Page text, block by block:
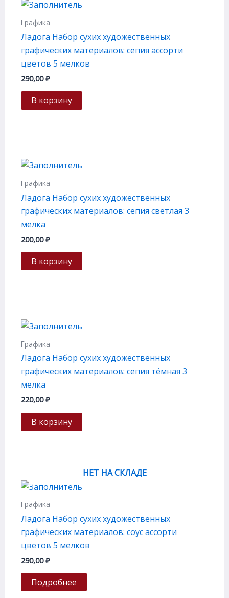
Графика
Ладога Набор сухих художественных
графических материалов: сепия ассорти
цветов 5 мелков
290,00₽
В корзину
Графика
Ладога Набор сухих художественных
графических материалов: сепия светлая 3
мелка
200,00₽
В корзину
Графика
Ладога Набор сухих художественных
графических материалов: сепия тёмная 3
мелка
220,00₽
В корзину
НЕТ НА СКЛАДЕ
Графика
Ладога Набор сухих художественных
графических материалов: соус ассорти
цветов 5 мелков
290,00₽
Подробнее